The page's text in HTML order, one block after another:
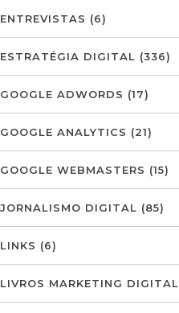
ENTREVISTAS (6)
ESTRATÉGIA DIGITAL (336)
GOOGLE ADWORDS (17)
GOOGLE ANALYTICS (21)
GOOGLE WEBMASTERS (15)
JORNALISMO DIGITAL (85)
LINKS (6)
LIVROS MARKETING DIGITAL